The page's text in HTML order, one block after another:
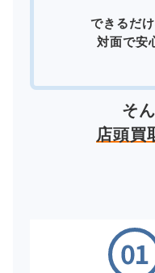
できるだ
対面で安
そ
店頭買